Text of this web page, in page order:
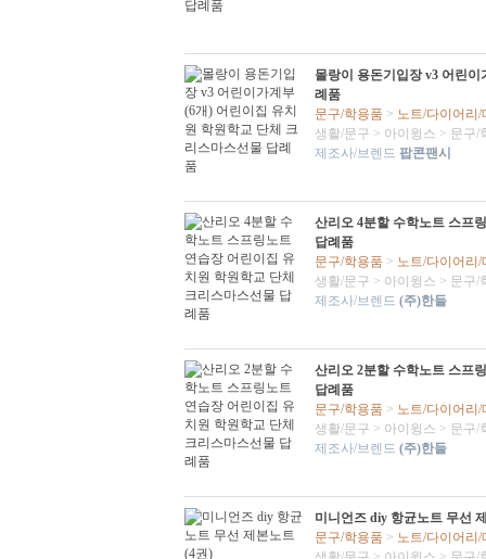
몰랑이 용돈기입장 v3 어린
례품
문구/학용품 > 노트/다이어리/
생활/문구 > 아이윙스 > 문구/
제조사/브렌드 팝콘팬시
산리오 4분할 수학노트 스프
답례품
문구/학용품 > 노트/다이어리/
생활/문구 > 아이윙스 > 문구/
제조사/브렌드 (주)한들
산리오 2분할 수학노트 스프
답례품
문구/학용품 > 노트/다이어리/
생활/문구 > 아이윙스 > 문구/
제조사/브렌드 (주)한들
미니언즈 diy 항균노트 무선
문구/학용품 > 노트/다이어리/